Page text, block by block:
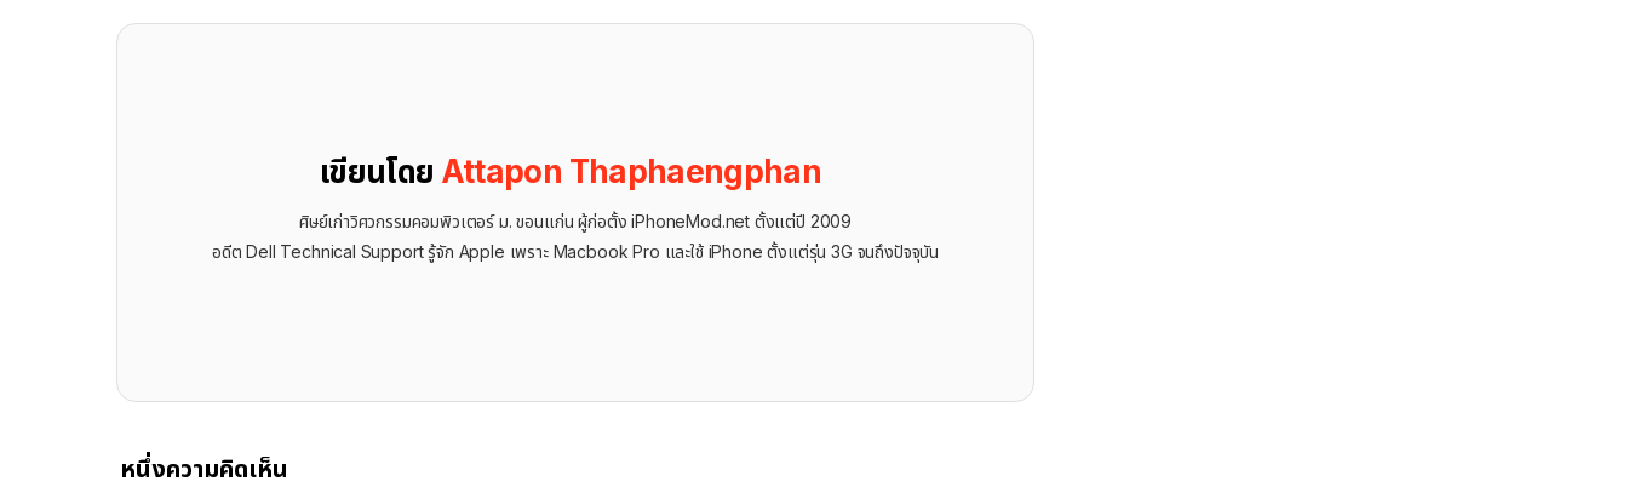
เขียนโดย Attapon Thaphaengphan
ศิษย์เก่าวิศวกรรมคอมพิวเตอร์ ม. ขอนแก่น ผู้ก่อตั้ง iPhoneMod.net ตั้งแต่ปี 2009
อดีต Dell Technical Support รู้จัก ​Apple เพราะ Macbook Pro และใช้ iPhone ตั้งแต่รุ่น 3G จนถึงปัจจุบัน
หนึ่งความคิดเห็น